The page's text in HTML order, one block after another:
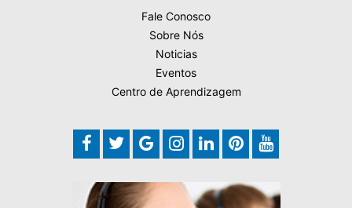
Fale Conosco
Sobre Nós
Noticias
Eventos
Centro de Aprendizagem